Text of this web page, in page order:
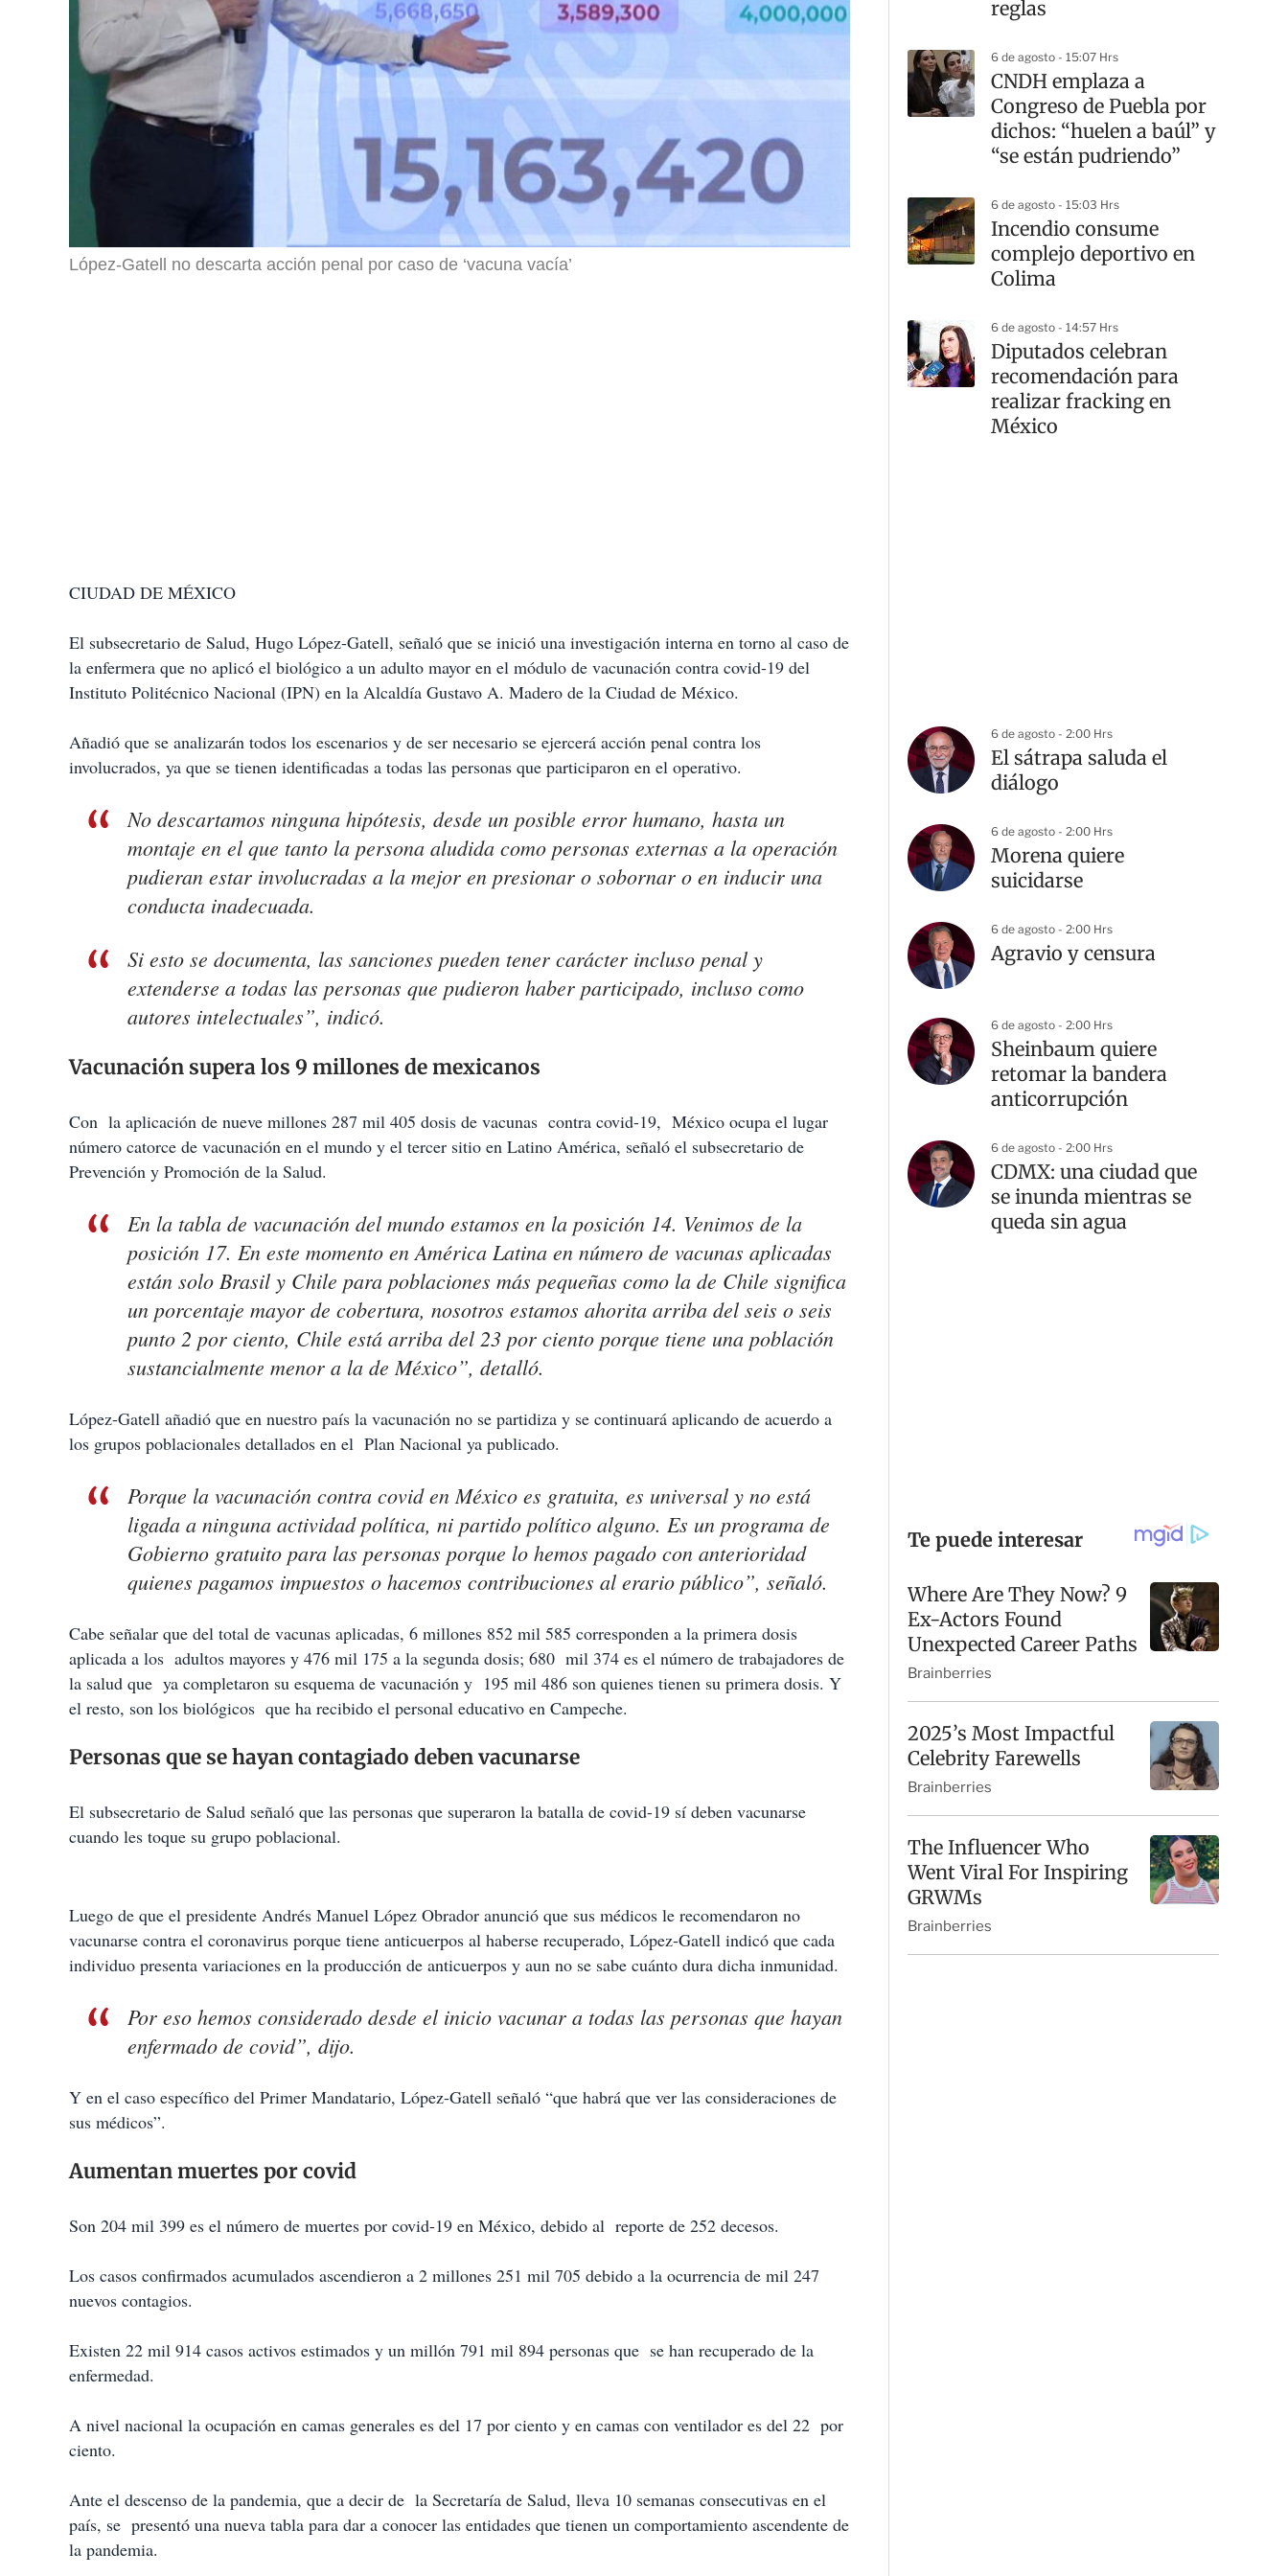
López-Gatell no descarta acción penal por caso de ‘vacuna vacía’
CIUDAD DE MÉXICO
El subsecretario de Salud, Hugo López-Gatell, señaló que se inició una investigación interna en torno al caso de
la enfermera que no aplicó el biológico a un adulto mayor en el módulo de vacunación contra covid-19 del
Instituto Politécnico Nacional (IPN) en la Alcaldía Gustavo A. Madero de la Ciudad de México.
Añadió que se analizarán todos los escenarios y de ser necesario se ejercerá acción penal contra los
involucrados, ya que se tienen identificadas a todas las personas que participaron en el operativo.
No descartamos ninguna hipótesis, desde un posible error humano, hasta un
montaje en el que tanto la persona aludida como personas externas a la operación
pudieran estar involucradas a la mejor en presionar o sobornar o en inducir una
conducta inadecuada.
Si esto se documenta, las sanciones pueden tener carácter incluso penal y
extenderse a todas las personas que pudieron haber participado, incluso como
autores intelectuales”, indicó.
Vacunación supera los 9 millones de mexicanos
Con la aplicación de nueve millones 287 mil 405 dosis de vacunas contra covid-19, México ocupa el lugar
número catorce de vacunación en el mundo y el tercer sitio en Latino América, señaló el subsecretario de
Prevención y Promoción de la Salud.
En la tabla de vacunación del mundo estamos en la posición 14. Venimos de la
posición 17. En este momento en América Latina en número de vacunas aplicadas
están solo Brasil y Chile para poblaciones más pequeñas como la de Chile significa
un porcentaje mayor de cobertura, nosotros estamos ahorita arriba del seis o seis
punto 2 por ciento, Chile está arriba del 23 por ciento porque tiene una población
sustancialmente menor a la de México”, detalló.
López-Gatell añadió que en nuestro país la vacunación no se partidiza y se continuará aplicando de acuerdo a
los grupos poblacionales detallados en el Plan Nacional ya publicado.
Porque la vacunación contra covid en México es gratuita, es universal y no está
ligada a ninguna actividad política, ni partido político alguno. Es un programa de
Gobierno gratuito para las personas porque lo hemos pagado con anterioridad
quienes pagamos impuestos o hacemos contribuciones al erario público”, señaló.
Cabe señalar que del total de vacunas aplicadas, 6 millones 852 mil 585 corresponden a la primera dosis
aplicada a los adultos mayores y 476 mil 175 a la segunda dosis; 680 mil 374 es el número de trabajadores de
la salud que ya completaron su esquema de vacunación y 195 mil 486 son quienes tienen su primera dosis. Y
el resto, son los biológicos que ha recibido el personal educativo en Campeche.
Personas que se hayan contagiado deben vacunarse
El subsecretario de Salud señaló que las personas que superaron la batalla de covid-19 sí deben vacunarse
cuando les toque su grupo poblacional.
Luego de que el presidente Andrés Manuel López Obrador anunció que sus médicos le recomendaron no
vacunarse contra el coronavirus porque tiene anticuerpos al haberse recuperado, López-Gatell indicó que cada
individuo presenta variaciones en la producción de anticuerpos y aun no se sabe cuánto dura dicha inmunidad.
Por eso hemos considerado desde el inicio vacunar a todas las personas que hayan
enfermado de covid”, dijo.
Y en el caso específico del Primer Mandatario, López-Gatell señaló “que habrá que ver las consideraciones de
sus médicos”.
Aumentan muertes por covid
Son 204 mil 399 es el número de muertes por covid-19 en México, debido al reporte de 252 decesos.
Los casos confirmados acumulados ascendieron a 2 millones 251 mil 705 debido a la ocurrencia de mil 247
nuevos contagios.
Existen 22 mil 914 casos activos estimados y un millón 791 mil 894 personas que se han recuperado de la
enfermedad.
A nivel nacional la ocupación en camas generales es del 17 por ciento y en camas con ventilador es del 22 por
ciento.
Ante el descenso de la pandemia, que a decir de la Secretaría de Salud, lleva 10 semanas consecutivas en el
país, se presentó una nueva tabla para dar a conocer las entidades que tienen un comportamiento ascendente de
la pandemia.
reglas
6 de agosto - 15:07 Hrs
CNDH emplaza a
Congreso de Puebla por
dichos: “huelen a baúl” y
“se están pudriendo”
6 de agosto - 15:03 Hrs
Incendio consume
complejo deportivo en
Colima
6 de agosto - 14:57 Hrs
Diputados celebran
recomendación para
realizar fracking en
México
6 de agosto - 2:00 Hrs
El sátrapa saluda el
diálogo
6 de agosto - 2:00 Hrs
Morena quiere
suicidarse
6 de agosto - 2:00 Hrs
Agravio y censura
6 de agosto - 2:00 Hrs
Sheinbaum quiere
retomar la bandera
anticorrupción
6 de agosto - 2:00 Hrs
CDMX: una ciudad que
se inunda mientras se
queda sin agua